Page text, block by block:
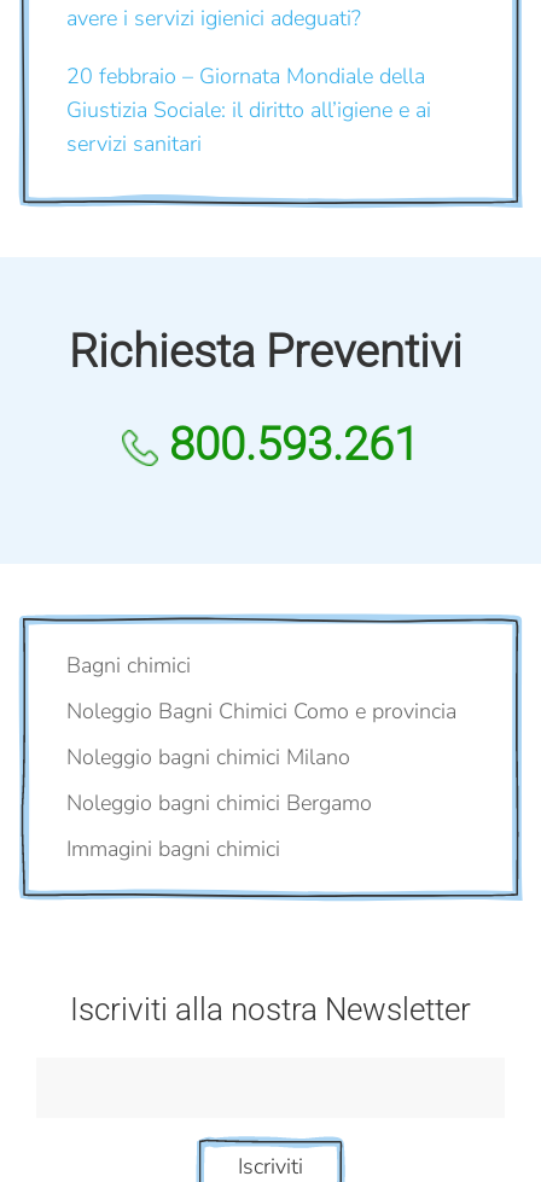
avere i servizi igienici adeguati?
20 febbraio – Giornata Mondiale della
Giustizia Sociale: il diritto all’igiene e ai
servizi sanitari
Richiesta Preventivi
800.593.261
Bagni chimici
Noleggio Bagni Chimici Como e provincia
Noleggio bagni chimici Milano
Noleggio bagni chimici Bergamo
Immagini bagni chimici
Iscriviti alla nostra Newsletter
Iscriviti